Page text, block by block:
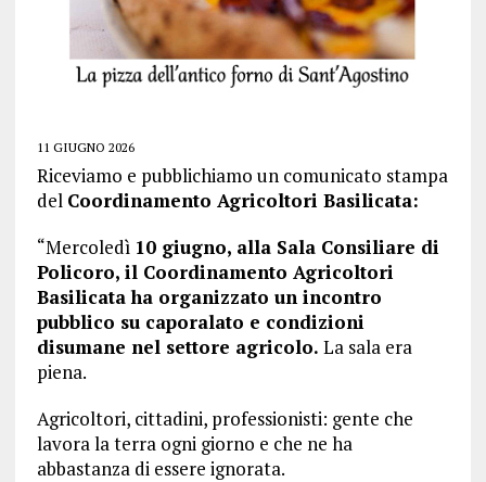
11 GIUGNO 2026
Riceviamo e pubblichiamo un comunicato stampa
del Coordinamento Agricoltori Basilicata:
“Mercoledì 10 giugno, alla Sala Consiliare di
Policoro, il Coordinamento Agricoltori
Basilicata ha organizzato un incontro
pubblico su caporalato e condizioni
disumane nel settore agricolo. La sala era
piena.
Agricoltori, cittadini, professionisti: gente che
lavora la terra ogni giorno e che ne ha
abbastanza di essere ignorata.